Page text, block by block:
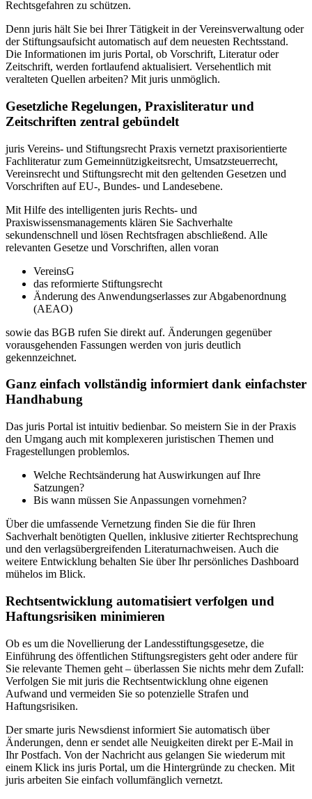
Rechtsgefahren zu schützen.
Denn juris hält Sie bei Ihrer Tätigkeit in der Vereinsverwaltung oder
der Stiftungsaufsicht automatisch auf dem neuesten Rechtsstand.
Die Informationen im juris Portal, ob Vorschrift, Literatur oder
Zeitschrift, werden fortlaufend aktualisiert. Versehentlich mit
veralteten Quellen arbeiten? Mit juris unmöglich.
Gesetzliche Regelungen, Praxisliteratur und
Zeitschriften zentral gebündelt
juris Vereins- und Stiftungsrecht Praxis vernetzt praxisorientierte
Fachliteratur zum Gemeinnützigkeitsrecht, Umsatzsteuerrecht,
Vereinsrecht und Stiftungsrecht mit den geltenden Gesetzen und
Vorschriften auf EU-, Bundes- und Landesebene.
Mit Hilfe des intelligenten juris Rechts- und
Praxiswissensmanagements klären Sie Sachverhalte
sekundenschnell und lösen Rechtsfragen abschließend. Alle
relevanten Gesetze und Vorschriften, allen voran
VereinsG
das reformierte Stiftungsrecht
Änderung des Anwendungserlasses zur Abgabenordnung
(AEAO)
sowie das BGB rufen Sie direkt auf. Änderungen gegenüber
vorausgehenden Fassungen werden von juris deutlich
gekennzeichnet.
Ganz einfach vollständig informiert dank einfachster
Handhabung
Das juris Portal ist intuitiv bedienbar. So meistern Sie in der Praxis
den Umgang auch mit komplexeren juristischen Themen und
Fragestellungen problemlos.
Welche Rechtsänderung hat Auswirkungen auf Ihre
Satzungen?
Bis wann müssen Sie Anpassungen vornehmen?
Über die umfassende Vernetzung finden Sie die für Ihren
Sachverhalt benötigten Quellen, inklusive zitierter Rechtsprechung
und den verlagsübergreifenden Literaturnachweisen. Auch die
weitere Entwicklung behalten Sie über Ihr persönliches Dashboard
mühelos im Blick.
Rechtsentwicklung automatisiert verfolgen und
Haftungsrisiken minimieren
Ob es um die Novellierung der Landesstiftungsgesetze, die
Einführung des öffentlichen Stiftungsregisters geht oder andere für
Sie relevante Themen geht – überlassen Sie nichts mehr dem Zufall:
Verfolgen Sie mit juris die Rechtsentwicklung ohne eigenen
Aufwand und vermeiden Sie so potenzielle Strafen und
Haftungsrisiken.
Der smarte juris Newsdienst informiert Sie automatisch über
Änderungen, denn er sendet alle Neuigkeiten direkt per E-Mail in
Ihr Postfach. Von der Nachricht aus gelangen Sie wiederum mit
einem Klick ins juris Portal, um die Hintergründe zu checken. Mit
juris arbeiten Sie einfach vollumfänglich vernetzt.